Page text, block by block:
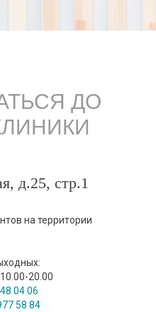
ДО
д.25, стр.1
на территории
20.00
04 06
58 84